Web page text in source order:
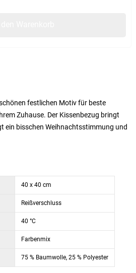
festlichen Motiv für beste
Zuhause. Der Kissenbezug bringt
ein bisschen Weihnachtsstimmung und
40 x 40 cm
Reißverschluss
40 °C
Farbenmix
75 % Baumwolle, 25 % Polyester